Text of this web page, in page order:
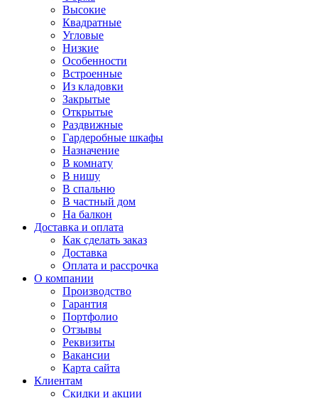
Высокие
Квадратные
Угловые
Низкие
Особенности
Встроенные
Из кладовки
Закрытые
Открытые
Раздвижные
Гардеробные шкафы
Назначение
В комнату
В нишу
В спальню
В частный дом
На балкон
Доставка и оплата
Как сделать заказ
Доставка
Оплата и рассрочка
О компании
Производство
Гарантия
Портфолио
Отзывы
Реквизиты
Вакансии
Карта сайта
Клиентам
Скидки и акции